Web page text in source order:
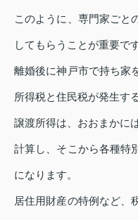
このように、専門家ごと
してもらうことが重要です
離婚後に神戸市で持ち家
所得税と住民税が発生す
譲渡所得は、おおまかに
計算し、そこから各種特
になります。
居住用財産の特例など、